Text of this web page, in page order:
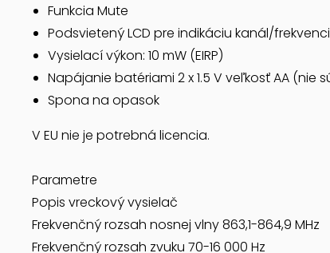
Funkcia Mute
Podsvietený LCD pre indikáciu kanál/
Vysielací výkon: 10 mW (EIRP)
Napájanie batériami 2 x 1.5 V veľkosť AA (nie
Spona na opasok
V EU nie je potrebná licencia.
Parametre
Popis vreckový vysielač
Frekvenčný rozsah nosnej vlny 863,1-864,9 MHz
Frekvenčný rozsah zvuku 70-16 000 Hz